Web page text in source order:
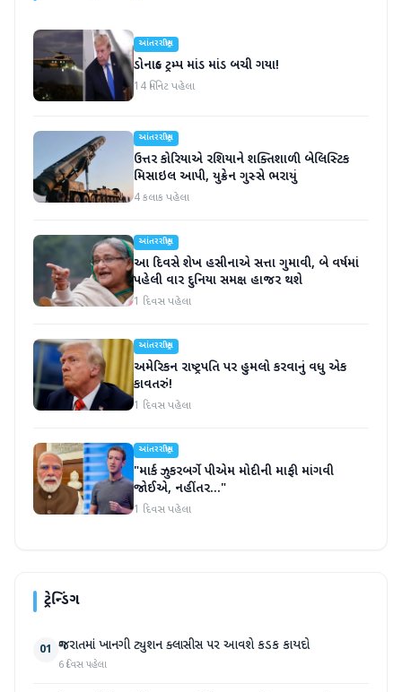
આંતરરાષ્ટ્રીય
ડોનાલ્ડ ટ્રમ્પ માંડ માંડ બચી ગયા!
14 મિનિટ પહેલા
આંતરરાષ્ટ્રીય
ઉત્તર કોરિયાએ રશિયાને શક્તિશાળી બેલિસ્ટિક
મિસાઇલ આપી, યુક્રેન ગુસ્સે ભરાયું
4 કલાક પહેલા
આંતરરાષ્ટ્રીય
આ દિવસે શેખ હસીનાએ સત્તા ગુમાવી, બે વર્ષમાં
પહેલી વાર દુનિયા સમક્ષ હાજર થશે
1 દિવસ પહેલા
આંતરરાષ્ટ્રીય
અમેરિકન રાષ્ટ્રપતિ પર હુમલો કરવાનું વધુ એક
કાવતરું!
1 દિવસ પહેલા
આંતરરાષ્ટ્રીય
"માર્ક ઝુકરબર્ગે પીએમ મોદીની માફી માંગવી
જોઈએ, નહીંતર..."
1 દિવસ પહેલા
ટ્રેન્ડિંગ
01 ગુજરાતમાં ખાનગી ટ્યુશન ક્લાસીસ પર આવશે કડક કાયદો
6 દિવસ પહેલા